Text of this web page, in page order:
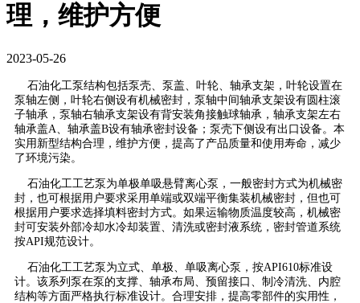
理，维护方便
2023-05-26
石油化工泵结构包括泵壳、泵盖、叶轮、轴承支架，叶轮设置在
泵轴左侧，叶轮右侧设有机械密封，泵轴中间轴承支架设有圆柱滚
子轴承，泵轴右轴承支架设有背安装角接触球轴承，轴承支架左右
轴承盖A、轴承盖B设有轴承密封设备；泵壳下侧设有出口设备。本
实用新型结构合理，维护方便，提高了产品质量和使用寿命，减少
了环境污染。
石油化工工艺泵为单极单吸悬臂离心泵，一般密封方式为机械密
封，也可根据用户要求采用单端或双端平衡集装机械密封，但也可
根据用户要求选择填料密封方式。如果运输物质温度较高，机械密
封可安装外部冷却水冷却装置、清洗或密封液系统，密封管道系统
按API规范设计。
石油化工工艺泵为立式、单极、单吸离心泵，按API610标准设
计。该系列泵在泵的支撑、轴承布局、预留接口、制冷清洗、内腔
结构等方面严格执行标准设计。合理安排，提高零部件的实用性，